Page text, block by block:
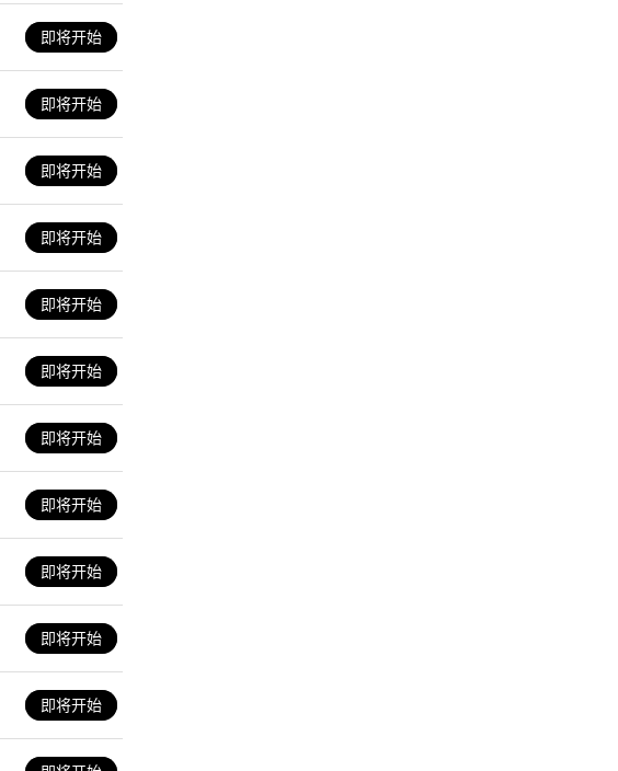
即将开始
即将开始
即将开始
即将开始
即将开始
即将开始
即将开始
即将开始
即将开始
即将开始
即将开始